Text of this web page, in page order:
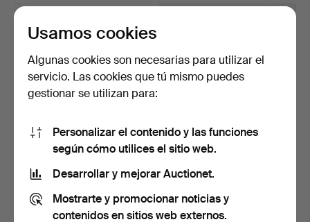
OLE LYNGGAARD.
JOYERO.
Subastado 21 nov 2025
8 pujas
54 USD
UN DEDAL DE ORO DE 10
QUILATES,
7 pujas
101 USD
Usamos cookies
Algunas cookies son necesarias para utilizar el
servicio. Las cookies que tú mismo puedes
gestionar se utilizan para:
Personalizar el contenido y las funciones
según cómo utilices el sitio web.
Desarrollar y mejorar Auctionet.
Mostrarte y promocionar noticias y
contenidos en sitios web externos.